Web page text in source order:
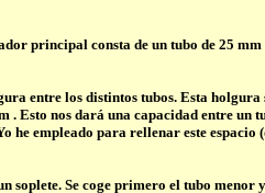
principal consta de un tubo de 25
entre los distintos tubos. Esta
Esto nos dará una capacidad entre un
he empleado para rellenar este
soplete. Se coge primero el tubo